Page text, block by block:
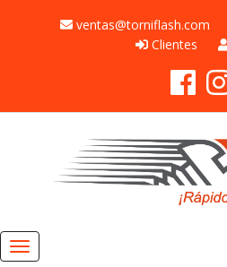
ventas@torniflash.com
Clientes
Toggle